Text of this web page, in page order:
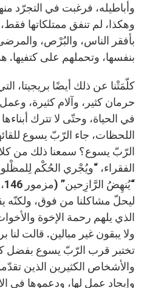
وأباطيله، فرغبت في التجرّد
وهكذا، لم تنفق ممتلكاتها
بأفقر الناس، والبُرْص،
بنفسها، وتحملهم على كتفيها.
كلّمَتْنا عن ذلك أيضًا بريجيتا،
حرمان كثير، وآلام كثيرة،
في الحياة، وحتّى لا تترك
اللحظات، جاء الرّبّ يسوع
الرّبّ يسوع؟ سمعنا ذلك من
الفقراء، “ويُجْري الحُكْم
ليحلّ مشاكلنا من فوق، ولكنّه
الذي يلهم رحمة الإخوة
ولا يبقون غير مبالين. قالت
تختبر قرب الرّبّ يسوع بفضل
والأشخاص الكثيرين الذين
وإيجاد عمل لها، ودعموها في